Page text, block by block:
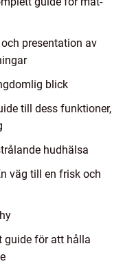
presentation av
blick
till dess funktioner,
hudhälsa
väg till en frisk och
guide för att hålla